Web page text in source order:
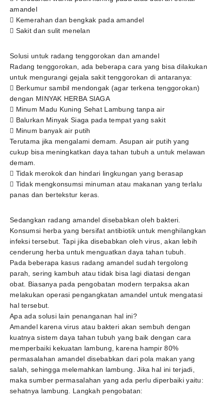
amandel
 Kemerahan dan bengkak pada amandel
 Sakit dan sulit menelan
Solusi untuk radang tenggorokan dan amandel
Radang tenggorokan, ada beberapa cara yang bisa dilakukan
untuk mengurangi gejala sakit tenggorokan di antaranya:
 Berkumur sambil mendongak (agar terkena tenggorokan)
dengan MINYAK HERBA SIAGA
 Minum Madu Kuning Sehat Lambung tanpa air
 Balurkan Minyak Siaga pada tempat yang sakit
 Minum banyak air putih
Terutama jika mengalami demam. Asupan air putih yang
cukup bisa meningkatkan daya tahan tubuh a untuk melawan
demam.
 Tidak merokok dan hindari lingkungan yang berasap
 Tidak mengkonsumsi minuman atau makanan yang terlalu
panas dan bertekstur keras.
Sedangkan radang amandel disebabkan oleh bakteri.
Konsumsi herba yang bersifat antibiotik untuk menghilangkan
infeksi tersebut. Tapi jika disebabkan oleh virus, akan lebih
cenderung herba untuk menguatkan daya tahan tubuh.
Pada beberapa kasus radang amandel sudah tergolong
parah, sering kambuh atau tidak bisa lagi diatasi dengan
obat. Biasanya pada pengobatan modern terpaksa akan
melakukan operasi pengangkatan amandel untuk mengatasi
hal tersebut.
Apa ada solusi lain penanganan hal ini?
Amandel karena virus atau bakteri akan sembuh dengan
kuatnya sistem daya tahan tubuh yang baik dengan cara
memperbaiki kekuatan lambung, karena hampir 80%
permasalahan amandel disebabkan dari pola makan yang
salah, sehingga melemahkan lambung. Jika hal ini terjadi,
maka sumber permasalahan yang ada perlu diperbaiki yaitu:
sehatnya lambung. Langkah pengobatan: